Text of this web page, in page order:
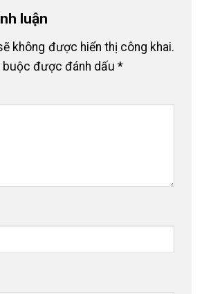
luận
không được hiển thị công khai.
được đánh dấu *